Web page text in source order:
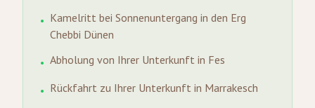
• Kamelritt bei Sonnenuntergang in den Erg
Chebbi Dünen
• Abholung von Ihrer Unterkunft in Fes
• Rückfahrt zu Ihrer Unterkunft in Marrakesch